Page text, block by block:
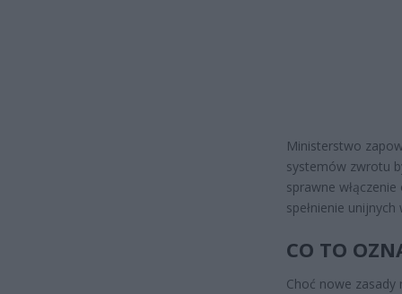
Ministerstwo
systemów zwrotu
sprawne
spełnienie
CO TO
Choć nowe